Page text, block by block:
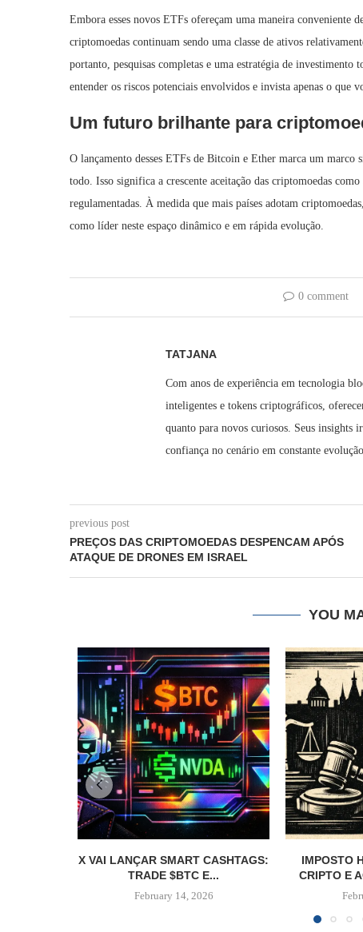
Embora esses novos ETFs ofereçam uma maneira conveniente
criptomoedas continuam sendo uma classe de ativos
portanto, pesquisas completas e uma estratégia de investimento
entender os riscos potenciais envolvidos e invista apenas o que
Um futuro brilhante para
O lançamento desses ETFs de Bitcoin e Ether marca um
todo. Isso significa a crescente aceitação das criptomoedas
regulamentadas. À medida que mais países adotam
como líder neste espaço dinâmico e em rápida evolução.
0 comment
TATJANA
Com anos de experiência em tecnologia
inteligentes e tokens criptográficos,
quanto para novos curiosos. Seus insights
confiança no cenário em constante
previous post
PREÇOS DAS CRIPTOMOEDAS DESPENCAM APÓS
ATAQUE DE DRONES EM ISRAEL
YOU
X VAI LANÇAR SMART CASHTAGS:
TRADE $BTC E...
February 14, 2026
IMPOSTO
CRIPTO E